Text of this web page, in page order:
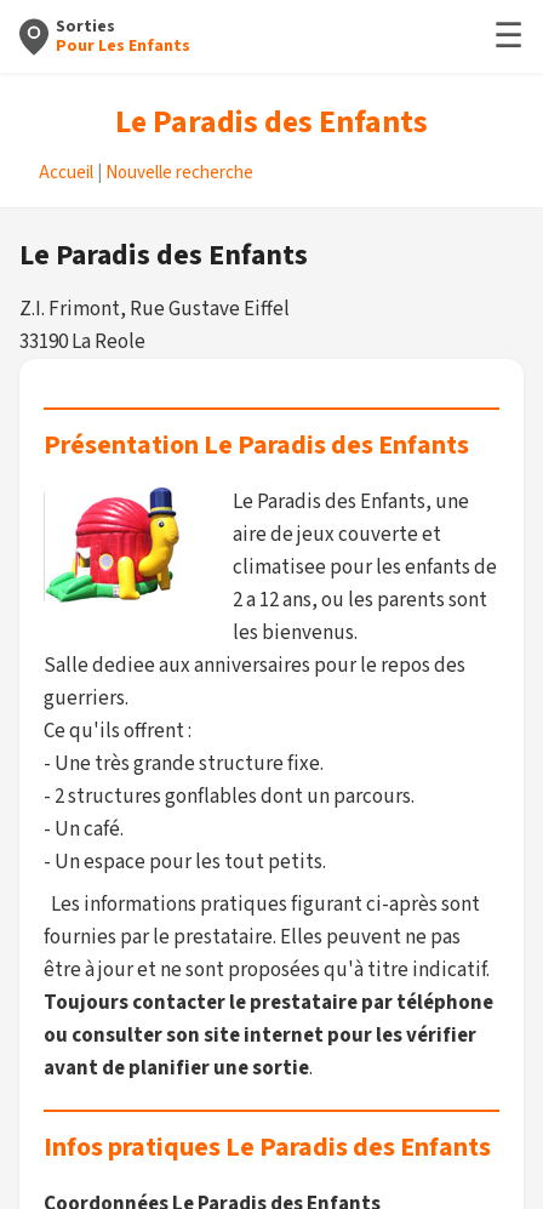
Sorties
Pour Les Enfants
☰
Le Paradis des Enfants
Accueil Nouvelle recherche
Le Paradis des Enfants
Z.I. Frimont, Rue Gustave Eiffel
33190 La Reole
Présentation Le Paradis des Enfants
Le Paradis des Enfants, une
aire de jeux couverte et
climatisee pour les enfants de
2 a 12 ans, ou les parents sont
les bienvenus.
Salle dediee aux anniversaires pour le repos des
guerriers.
Ce qu'ils offrent :
- Une très grande structure fixe.
- 2 structures gonflables dont un parcours.
- Un café.
- Un espace pour les tout petits.
Les informations pratiques figurant ci-après sont
fournies par le prestataire. Elles peuvent ne pas
être à jour et ne sont proposées qu'à titre indicatif.
Toujours contacter le prestataire par téléphone
ou consulter son site internet pour les vérifier
avant de planifier une sortie.
Infos pratiques Le Paradis des Enfants